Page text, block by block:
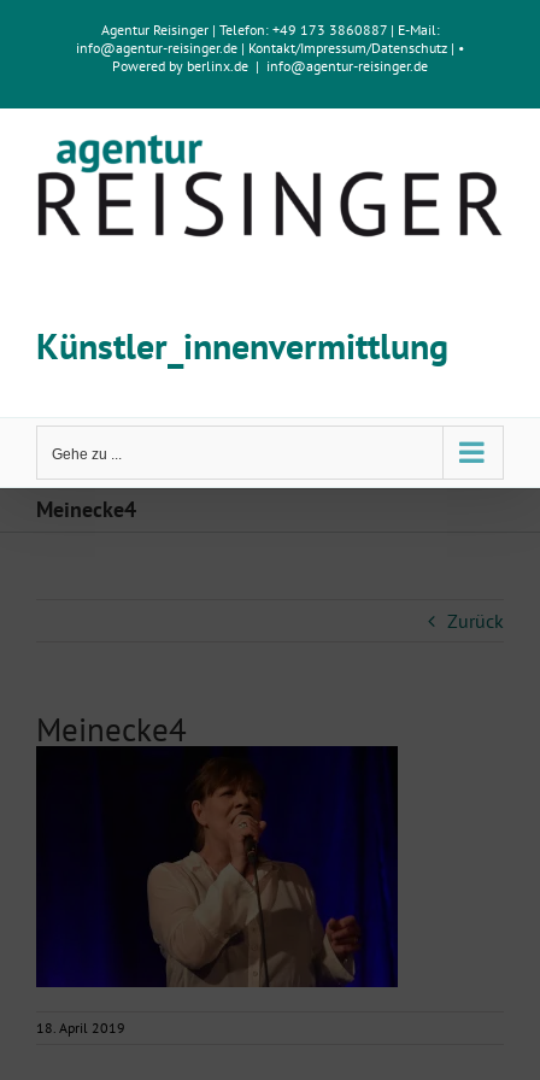
Agentur Reisinger| Telefon: +49 173 3860887 | E-Mail:
info@agentur-reisinger.de | Kontakt/Impressum/Datenschutz | •
Powered by berlinx.de | info@agentur-reisinger.de
Künstler_innenvermittlung
Gehe zu ...
Meinecke4
Zurück
Meinecke4
18. April 2019